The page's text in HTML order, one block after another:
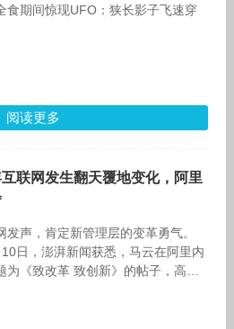
食期间惊现UFO：狭长影子飞速穿
阅读更多
联网发生翻天覆地变化，阿里
发声，肯定新管理层的变革勇气。
，澎湃新闻获悉，马云在阿里内
为《致改革 致创新》的帖子，高度